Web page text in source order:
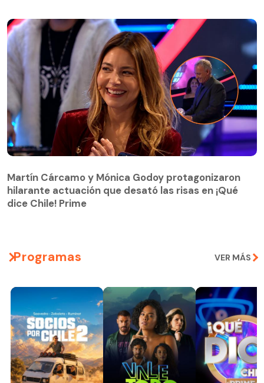
hilarante actuación que desató las risas en ¡Qué
dice Chile! Prime
Martín Cárcamo y Mónica Godoy protagonizaron
hilarante actuación que desató las risas en ¡Qué
dice Chile! Prime
Programas VER MÁS